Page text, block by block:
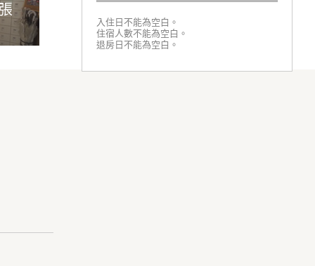
入住日不能為空白。
住宿人數不能為空白。
退房日不能為空白。